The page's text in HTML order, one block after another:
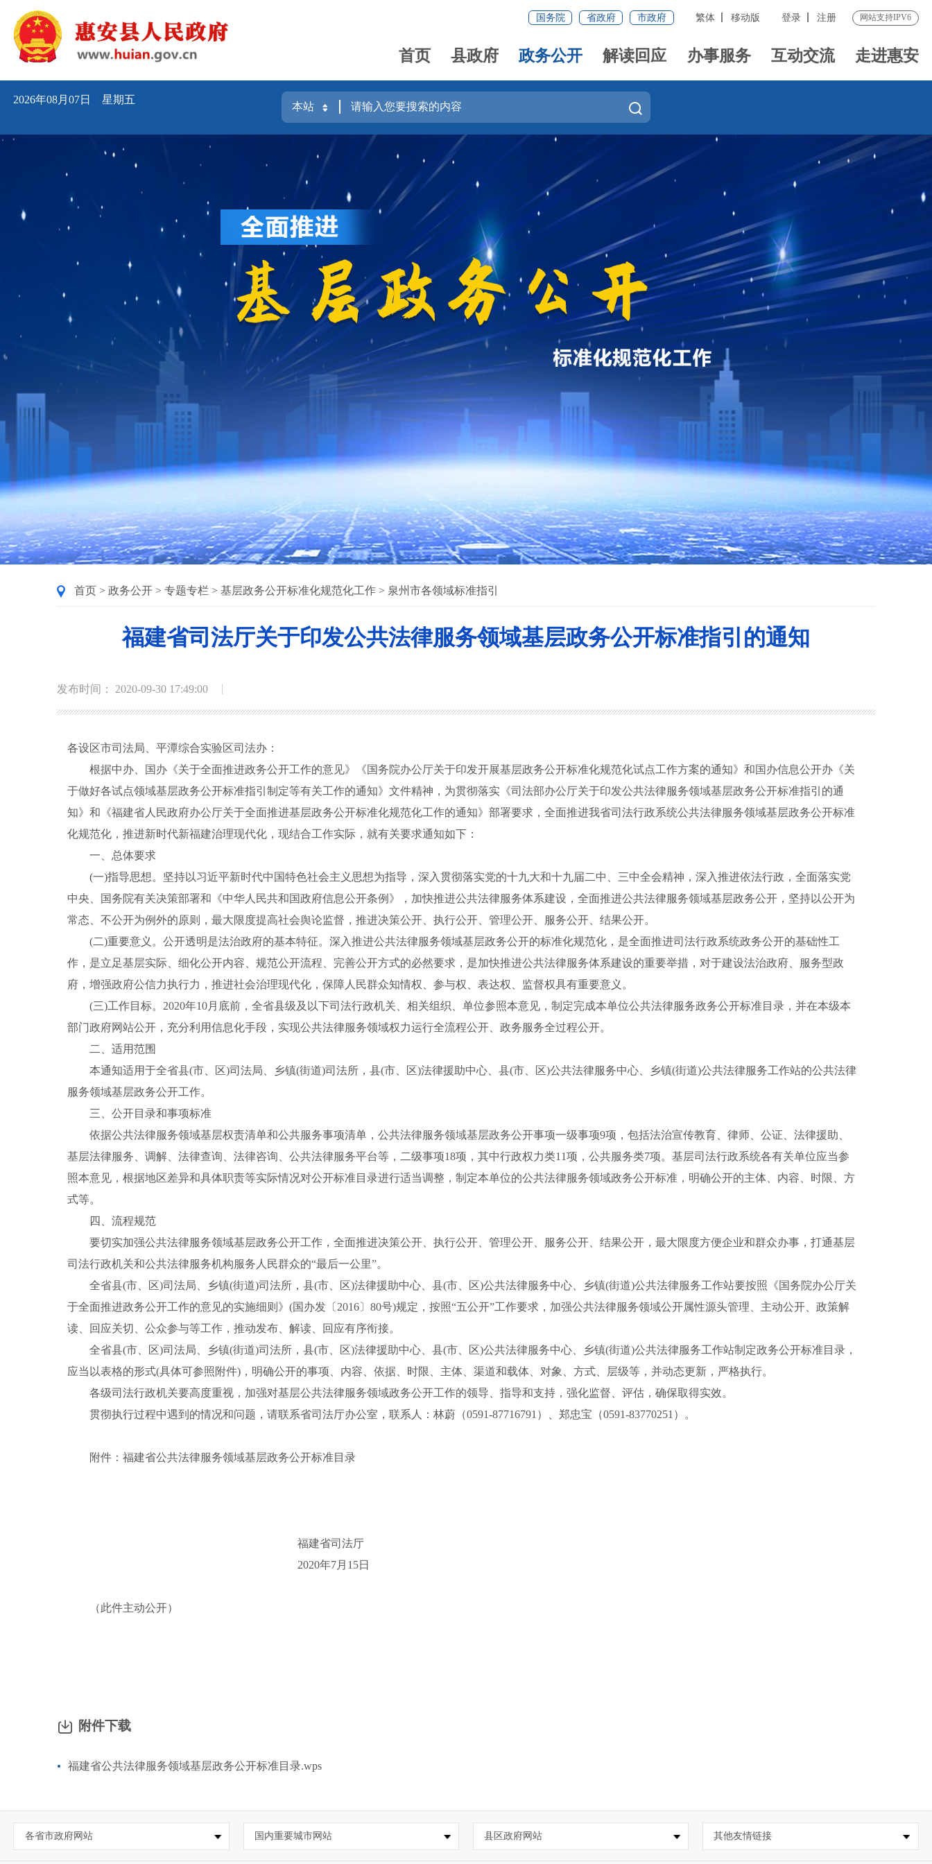
国务院 省政府 市政府 繁体 移动版 登录 注册 网站支持IPV6
首页 县政府 政务公开 解读回应 办事服务 互动交流 走进惠安
2026年08月07日 星期五
首页 > 政务公开 > 专题专栏 > 基层政务公开标准化规范化工作 > 泉州市各领域标准指引
福建省司法厅关于印发公共法律服务领域基层政务公开标准指引的通知
发布时间： 2020-09-30 17:49:00
各设区市司法局、平潭综合实验区司法办 ：
根据中办、国办《关于全面推进政务公开工作的意见》《国务院办公厅关于印发开展基层政务公开标准化规范化试点工作方案的通知》和国办信息公开办《关
于做好各试点领域基层政务公开标准指引制定等有关工作的通知》 文件精神，为贯彻落实 《司法部办公厅关于印发公共法律服务领域基层政务公开标准指引的通
知》 和 《福建省 人民政府办公厅关于全面推进基层政务公开标准化规范化工作的通知》 部署要求 ， 全面推进我省司法行政系统公共法律服务领域基层政务公开标准
化规范化，推进新时代新福建治理现代化，现结合工作实际，就有关要求通知如下：
一、总体要求
(一)指导思想。 坚持以习近平新时代中国特色社会主义思想为指导，深入贯彻落实党的十九大和十九届二中、三中全会精神，深入推进依法行政，全面落实党
中央、国务院有关决策部署和《中华人民共和国政府信息公开条例》，加快推进公共法律服务体系建设，全面推进公共法律服务领域基层政务公开，坚持以公开为
常态、不公开为例外的原则，最大限度提高社会舆论监督，推进决策公开、执行公开、管理公开、服务公开、结果公开。
(二)重要意义。 公开透明是法治政府的基本特征。深入推进公共法律服务领域基层政务公开的标准化规范化，是全面推进司法行政系统政务公开的基础性工
作，是立足基层实际、细化公开内容、规范公开流程、完善公开方式的必然要求，是加快推进公共法律服务体系建设的重要举措，对于建设法治政府、服务型政
府，增强政府公信力执行力，推进社会治理现代化，保障人民群众知情权、参与权、表达权、监督权具有重要意义。
(三)工作目标。 2020年10月底前 ，全省县级及以下司法行政机关 、相关组织、单位参照本意见 ， 制定完成本单位公共法律服务政务公开标准目录 ， 并在本级本
部门政府网站公开 ， 充分利用信息化手段，实现公共法律服务领域权力运行全流程公开、政务服务全过程公开。
二、适用范围
本通知适用于全省县(市、区)司法局、乡镇(街道)司法所，县(市、区)法律援助中心、县(市、区)公共法律服务中心、乡镇(街道)公共法律服务工作站的公共法律
服务领域基层政务公开工作。
三、公开目录和事项标准
依据公共法律服务领域基层权责清单和公共服务事项清单，公共法律服务领域基层政务公开事项一级事项9项，包括法治宣传教育、律师、公证、法律援助、
基层法律服务、调解、法律查询、法律咨询、公共法律服务平台等，二级事项18项，其中行政权力类11项，公共服务类7项。基层司法行政系统各有关单位应当参
照本意见 ，根据地区差异和具体职责等实际情况对公开标准目录进行适当调整，制定本单位的公共法律服务领域政务公开标准，明确公开的主体、内容、时限、方
式等。
四、流程规范
要切实加强公共法律服务领域基层政务公开工作，全面推进决策公开、执行公开、管理公开、服务公开、结果公开，最大限度方便企业和群众办事，打通基层
司法行政机关和公共法律服务机构服务人民群众的“最后一公里”。
全省县(市、区)司法局、乡镇(街道)司法所，县(市、区)法律援助中心、县(市、区)公共法律服务中心、乡镇(街道)公共法律服务工作站要按照《国务院办公厅关
于全面推进政务公开工作的意见的实施细则》(国办发〔2016〕80号)规定，按照“五公开”工作要求，加强公共法律服务领域公开属性源头管理、主动公开、政策解
读、回应关切、公众参与等工作，推动发布、解读、回应有序衔接。
全省县(市、区)司法局、乡镇(街道)司法所，县(市、区)法律援助中心、县(市、区)公共法律服务中心、乡镇(街道)公共法律服务工作站制定政务公开标准目录，
应当以表格的形式(具体可参照附件)，明确公开的事项、内容、依据、时限、主体、渠道和载体、对象、方式、层级等，并动态更新，严格执行。
各级司法行政机关要高度重视，加强对基层公共法律服务领域政务公开工作的领导、指导和支持，强化监督、评估，确保取得实效。
贯彻执行过程中遇到的情况和问题，请联系省司法厅办公室，联系人：林蔚（0591-87716791 ）、 郑忠宝（0591-83770251） 。
附件： 福建省公共法律服务领域基层政务公开标准目录
福建省司法厅
2020年7月15日
（此件主动公开）
附件下载
福建省公共法律服务领域基层政务公开标准目录.wps
各省市政府网站 国内重要城市网站 县区政府网站 其他友情链接